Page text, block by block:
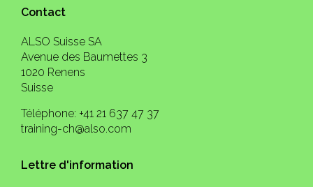
Contact
ALSO Suisse SA
Avenue des Baumettes 3
1020 Renens
Suisse
Téléphone: +41 21 637 47 37
training-ch@also.com
Lettre d'information